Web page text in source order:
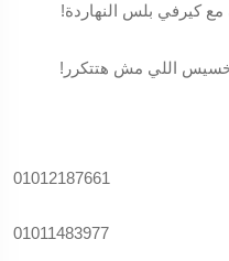
كيرفي بلس النهاردة!
اللي مش هتتكرر!
01012187661
01011483977